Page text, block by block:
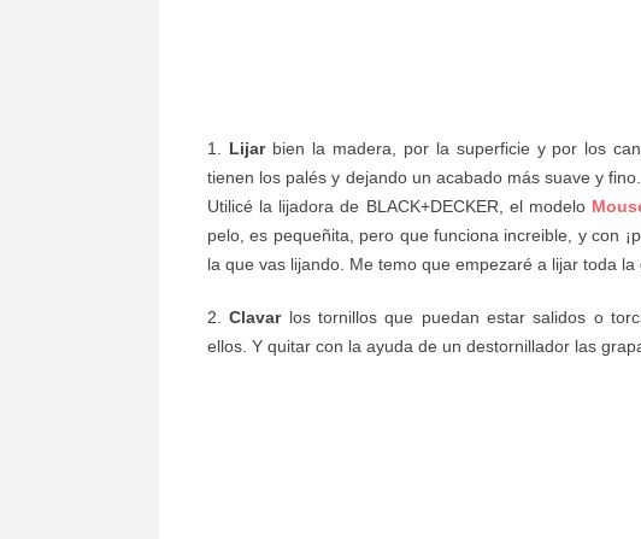
1. Lijarbien la madera, por la superficie y por los
tienen los palés y dejando un acabado más suave y
Utilicé la lijadora de BLACK+DECKER, el modelo
pelo, es pequeñita, pero que funciona increible, y con
la que vas lijando. Me temo que empezaré a lijar toda la
2.Clavarlos tornillos que puedan estar salidos o
ellos. Y quitar con la ayuda de un destornillador las